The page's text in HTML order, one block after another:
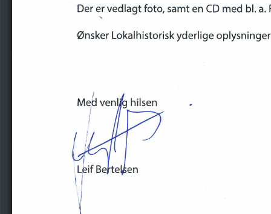
DeJ er vedlagt foto, samt en CD med bI. a.
"
Ønsker Lokalhistorisk yderlige oplysninger